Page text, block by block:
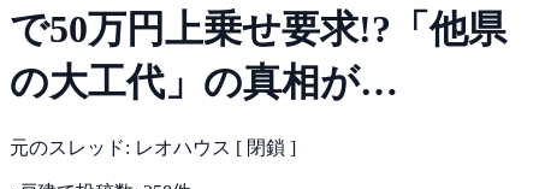
で50万円上乗せ要求!?「他県
の大工代」の真相が…
元のスレッド: レオハウス [ 閉鎖 ]